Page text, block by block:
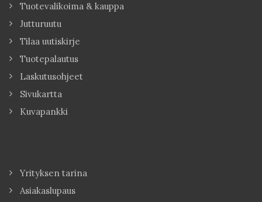
Tuotevalikoima & kauppa
Jutturuutu
Tilaa uutiskirje
Tuotepalautus
Laskutusohjeet
Sivukartta
Kuvapankki
Yrityksen tarina
Asiakaslupaus